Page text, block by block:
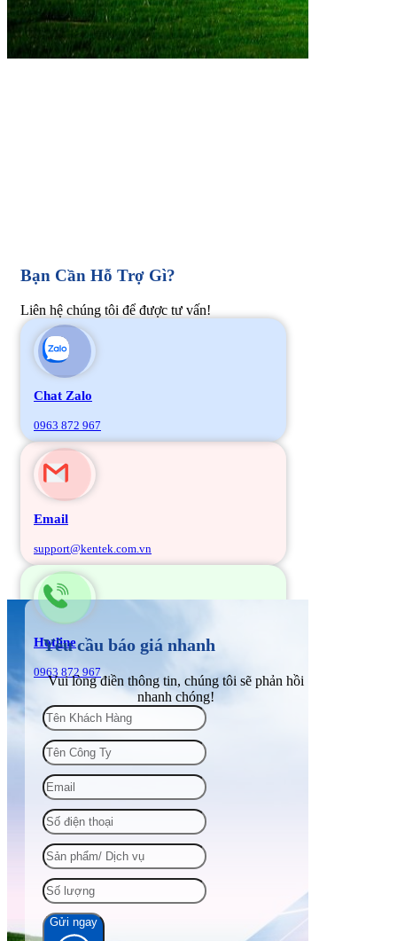
Bạn Cần Hỗ Trợ Gì?
Liên hệ chúng tôi để được tư vấn!
Chat Zalo
0963 872 967
Email
support@kentek.com.vn
Hotline
0963 872 967
Yêu cầu báo giá nhanh
Vui lòng điền thông tin, chúng tôi sẽ phản hồi
nhanh chóng!
Gửi ngay